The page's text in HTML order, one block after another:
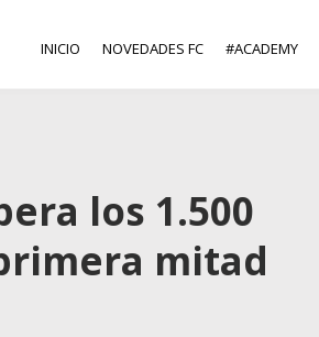
INICIO NOVEDADES FC #ACADEMY
los 1.500
mitad